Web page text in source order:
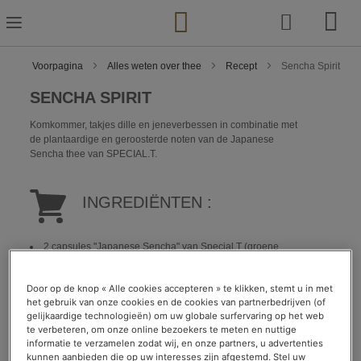
naar
de
Voorpagina Alles weten over thee Recept Sencha Spirit
SENCHA SPIRIT
Komkommer, takjes dille en jeneverbessen in combinatie met
de plantaardige en geroosterde noten van de Japanese
Sencha thee van SPECIAL.T.
INGREDIËNTEN :
2 capsules "Japanese Sencha" van Special.T (groene
2 takjes dille
15 jeneverbessen
15 ijsblokjes*
Door op de knop « Alle cookies accepteren » te klikken, stemt u in met
het gebruik van onze cookies en de cookies van partnerbedrijven (of
gelijkaardige technologieën) om uw globale surfervaring op het web
te verbeteren, om onze online bezoekers te meten en nuttige
informatie te verzamelen zodat wij, en onze partners, u advertenties
kunnen aanbieden die op uw interesses zijn afgestemd. Stel uw